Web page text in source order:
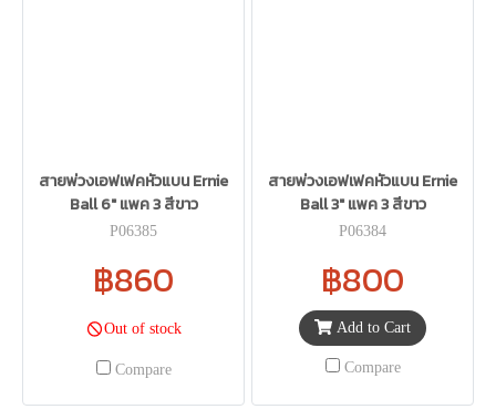
สายพ่วงเอฟเฟคหัวแบน Ernie
Ball 6" แพค 3 สีขาว
P06385
฿860
Out of stock
Compare
สายพ่วงเอฟเฟคหัวแบน Ernie
Ball 3" แพค 3 สีขาว
P06384
฿800
Add to Cart
Compare